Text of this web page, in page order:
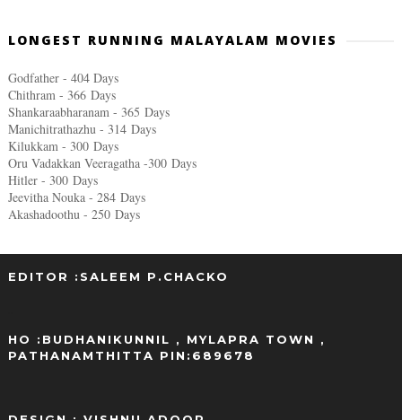
LONGEST RUNNING MALAYALAM MOVIES
Godfather - 404 Days
Chithram - 366 Days
Shankaraabharanam - 365 Days
Manichitrathazhu - 314 Days
Kilukkam - 300 Days
Oru Vadakkan Veeragatha -300 Days
Hitler - 300 Days
Jeevitha Nouka - 284 Days
Akashadoothu - 250 Days
EDITOR :SALEEM P.CHACKO
HO :BUDHANIKUNNIL , MYLAPRA TOWN ,
PATHANAMTHITTA PIN:689678